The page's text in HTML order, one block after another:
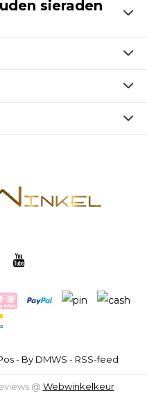
sieraden
- By DMWS - RSS-feed
@ Webwinkelkeur